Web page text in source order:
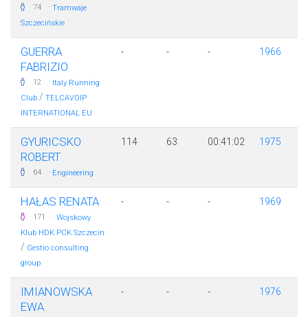
74 · Tramwaje
Szczecińskie
GUERRA
FABRIZIO
12 · Italy Running
Club / TELCAVOIP
INTERNATIONAL EU
- - - 1966
GYURICSKO
ROBERT
64 · Engineering
114 63 00:41:02 1975
HAŁAS RENATA
171 · Wojskowy
Klub HDK PCK Szczecin
/ Gestio consulting
group
- - - 1969
IMIANOWSKA
EWA
- - - 1976